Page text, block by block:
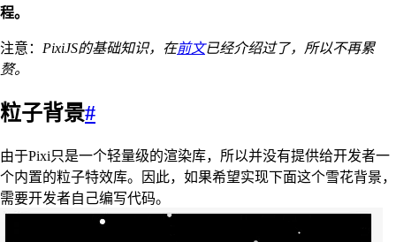
程。
注意： PixiJS的基础知识，在前文已经介绍过了，所以不再累
赘。
粒子背景#
由于Pixi只是一个轻量级的渲染库，所以并没有提供给开发者一
个内置的粒子特效库。因此，如果希望实现下面这个雪花背景，
需要开发者自己编写代码。